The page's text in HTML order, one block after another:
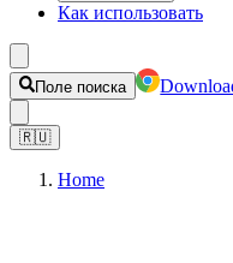
Как использовать
Поле поиска
🇷🇺
Home